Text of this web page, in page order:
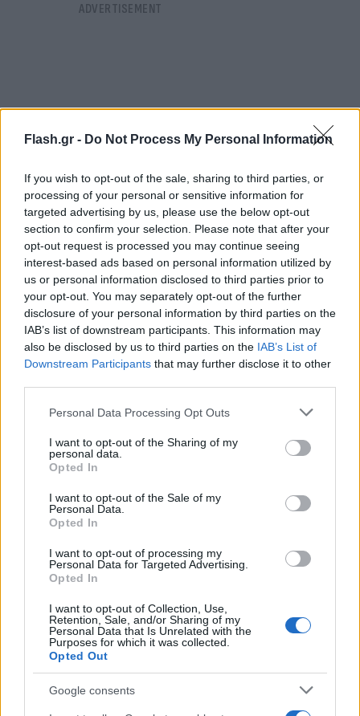
Flash.gr - Do Not Process My Personal Information
If you wish to opt-out of the sale, sharing to third parties, or
processing of your personal or sensitive information for
targeted advertising by us, please use the below opt-out
section to confirm your selection. Please note that after your
opt-out request is processed you may continue seeing
interest-based ads based on personal information utilized by
us or personal information disclosed to third parties prior to
your opt-out. You may separately opt-out of the further
disclosure of your personal information by third parties on the
IAB’s list of downstream participants. This information may
also be disclosed by us to third parties on the IAB’s List of
Downstream Participants that may further disclose it to other
Please note that this website/app uses one or more Google
not limited to your visit or usage behaviour. You may click to
grant or deny consent to Google and its third-party tags to
use your data for below specified purposes in below Google
consent section.
Personal Data Processing Opt Outs
I want to opt-out of the Sharing of my
personal data.
Opted In
I want to opt-out of the Sale of my
Personal Data.
Opted In
I want to opt-out of processing my
Personal Data for Targeted Advertising.
Opted In
I want to opt-out of Collection, Use,
Retention, Sale, and/or Sharing of my
Personal Data that Is Unrelated with the
Purposes for which it was collected.
Opted Out
Google consents
Η φυσική πίσω από το... θαύμα
Όσο εντυπωσιακό κι αν φαίνεται, το «θαύμα»
εξηγείται απόλυτα από τη βιολογία και τη φυσική.
Στην πραγματικότητα, οι ιακάνες περπατούν πάνω
στα φύλλα των νούφαρων (γι' αυτό και
νούφαρων», lily trotters) και σε άλλα υδρόβια φυτά
που επιπλέουν στην επιφάνεια του νερού. Επειδή
τα φύλλα αυτά συχνά καλύπτονται από ένα λεπτό
στρώμα νερού, με μια γρήγορη ματιά φαίνεται σαν
Αν όμως εμείς προσπαθούσαμε να διασχίσουμε μια
λίμνη πηδώντας από νούφαρο σε νούφαρο, το
πιθανότερο είναι ότι θα καταλήγαμε πολύ γρήγορα
μέσα στο νερό. Πώς, λοιπόν, τα καταφέρνουν οι
ιακάνες;